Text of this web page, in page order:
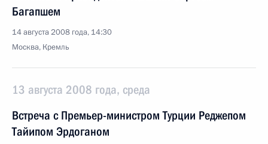
Багапшем
14 августа 2008 года, 14:30
Москва, Кремль
13 августа 2008 года, среда
Встреча с Премьер-министром Турции Реджепом
Тайипом Эрдоганом